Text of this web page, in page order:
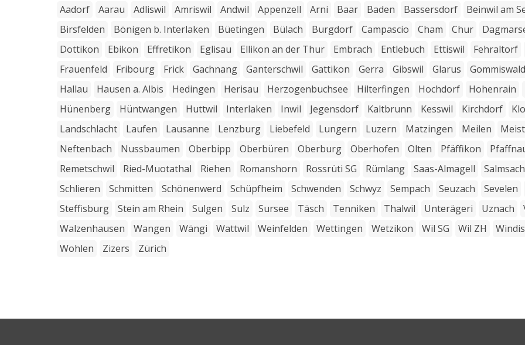
Aadorf Aarau Adliswil Amriswil Andwil Appenzell Arni Baar Baden Bassersdorf Beinwil am
Birsfelden
Bönigen b. Interlaken Büetingen Bülach Burgdorf Campascio Cham Chur
Dottikon
Ebikon Effretikon Eglisau Ellikon an der Thur Embrach Entlebuch Ettiswil Fehraltorf
Frauenfeld
Fribourg Frick Gachnang Ganterschwil Gattikon Gerra Gibswil Glarus Gommiswald
Hallau
Hausen a. Albis Hedingen Herisau Herzogenbuchsee Hilterfingen Hochdorf Hohenrain
Hünenberg
Hüntwangen Huttwil Interlaken Inwil Jegensdorf Kaltbrunn Kesswil Kirchdorf
Landschlacht
Laufen Lausanne Lenzburg Liebefeld Lungern Luzern Matzingen Meilen
Neftenbach
Nussbaumen Oberbipp Oberbüren Oberburg Oberhofen Olten Pfäffikon
Remetschwil
Ried-Muotathal Riehen Romanshorn Rossrüti SG Rümlang Saas-Almagell Salmsach
Schlieren
Schmitten Schönenwerd Schüpfheim Schwenden Schwyz Sempach Seuzach Sevelen
Steffisburg
Stein am Rhein Sulgen Sulz Sursee Täsch Tenniken Thalwil Unterägeri Uznach
Walzenhausen
Wangen Wängi Wattwil Weinfelden Wettingen Wetzikon Wil SG Wil ZH
Wohlen
Zizers Zürich